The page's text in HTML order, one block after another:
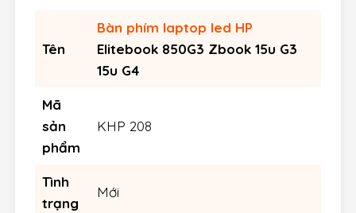
Tên
Bàn phím laptop led HP
Elitebook 850G3 Zbook 15u G3
15u G4
Mã
sản
phẩm
KHP 208
Tình
trạng
Mới